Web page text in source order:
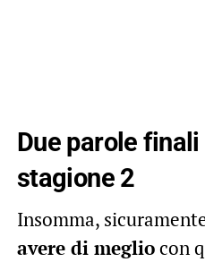
Due parole
stagione 2
Insomma,
avere di megliocon